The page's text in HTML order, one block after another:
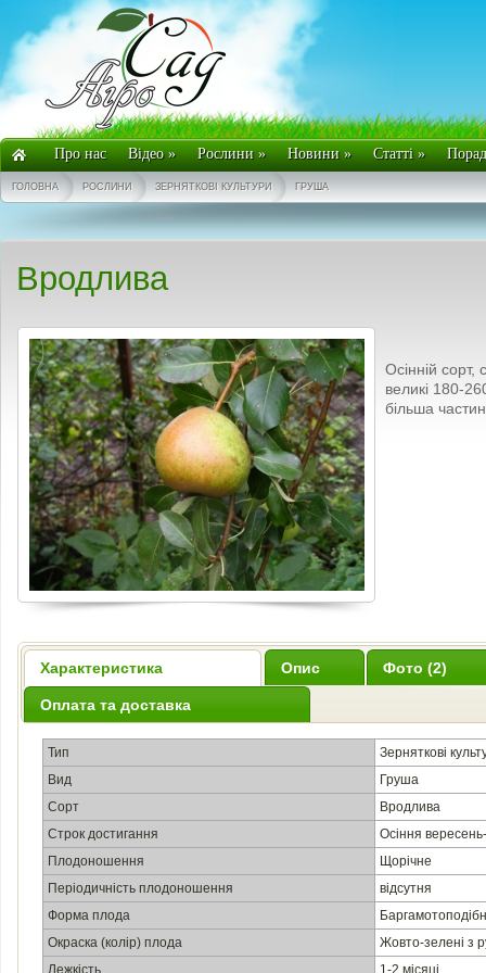
Про нас Відео» Рослини» Новини» Статті»
ГРУША
ЗЕРНЯТКОВІ КУЛЬТУРИ
РОСЛИНИ
ГОЛОВНА
Вродлива
Осінній сорт,
великі 180-
більша
Характеристика Опис Фото (2)
Оплата та доставка
Тип
Зерняткові
Вид
Груша
Сорт
Вродлива
Строк достигання
Осіння
Плодоношення
Щорічне
Періодичність плодоношення
відсутня
Форма плода
Окраска (колір) плода
Жовто-зелені з